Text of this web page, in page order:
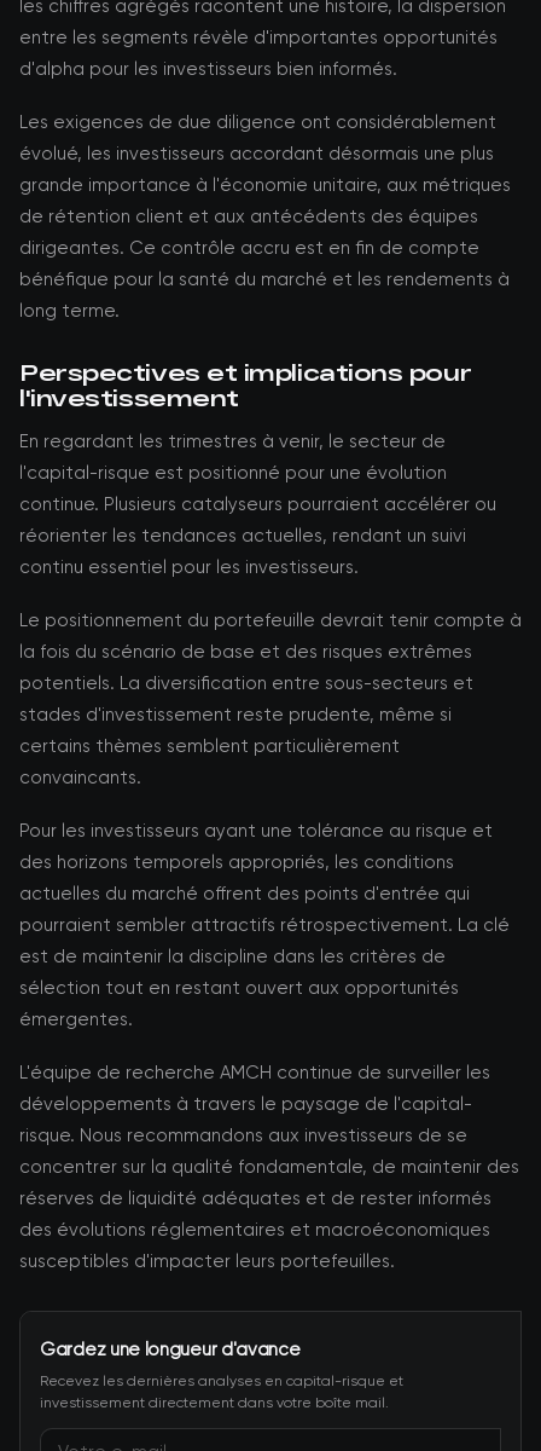
les chiffres agrégés racontent une histoire, la dispersion
entre les segments révèle d'importantes opportunités
d'alpha pour les investisseurs bien informés.
Les exigences de due diligence ont considérablement
évolué, les investisseurs accordant désormais une plus
grande importance à l'économie unitaire, aux métriques
de rétention client et aux antécédents des équipes
dirigeantes. Ce contrôle accru est en fin de compte
bénéfique pour la santé du marché et les rendements à
long terme.
Perspectives et implications pour
l'investissement
En regardant les trimestres à venir, le secteur de
l'capital-risque est positionné pour une évolution
continue. Plusieurs catalyseurs pourraient accélérer ou
réorienter les tendances actuelles, rendant un suivi
continu essentiel pour les investisseurs.
Le positionnement du portefeuille devrait tenir compte à
la fois du scénario de base et des risques extrêmes
potentiels. La diversification entre sous-secteurs et
stades d'investissement reste prudente, même si
certains thèmes semblent particulièrement
convaincants.
Pour les investisseurs ayant une tolérance au risque et
des horizons temporels appropriés, les conditions
actuelles du marché offrent des points d'entrée qui
pourraient sembler attractifs rétrospectivement. La clé
est de maintenir la discipline dans les critères de
sélection tout en restant ouvert aux opportunités
émergentes.
L'équipe de recherche AMCH continue de surveiller les
développements à travers le paysage de l'capital-
risque. Nous recommandons aux investisseurs de se
concentrer sur la qualité fondamentale, de maintenir des
réserves de liquidité adéquates et de rester informés
des évolutions réglementaires et macroéconomiques
susceptibles d'impacter leurs portefeuilles.
Gardez une longueur d'avance
Recevez les dernières analyses en capital-risque et
investissement directement dans votre boîte mail.